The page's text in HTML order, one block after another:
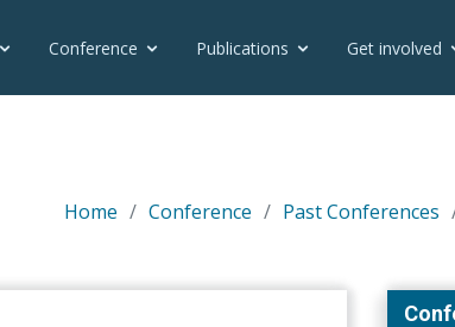
Conference Publications Get involved
Home Conference Past Conferences